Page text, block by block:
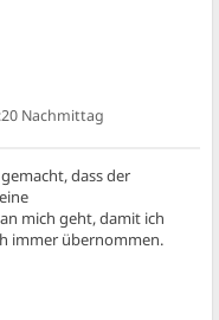
Nachmittag
dass der
mich geht, damit ich
immer übernommen.